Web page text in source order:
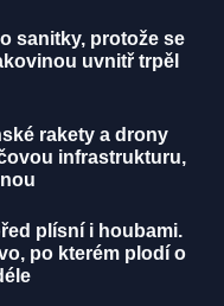
sanitky, protože se
uvnitř trpěl
rakety a drony
infrastrukturu,
plísní i houbami.
po kterém plodí o